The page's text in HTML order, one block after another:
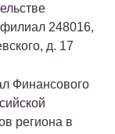
248016,
д. 17
Финансового
региона в